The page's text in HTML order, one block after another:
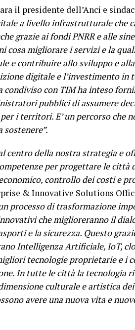
il presidente dell’Anci e
a livello infrastrutturale che
grazie ai fondi PNRR e alle
cosa migliorare i servizi e la
e contribuire allo sviluppo e
digitale e l’investimento in
condiviso con TIM ha inteso
pubblici di assumere
i territori. E’ un percorso che
centro della nostra strategia e
per progettare le
controllo dei costi e
& Innovative Solutions
processo di trasformazione
che miglioreranno il
e la sicurezza. Questo
Intelligenza Artificiale, IoT,
tecnologie proprietarie e i
In tutte le città la tecnologia
culturale e artistica
avere una nuova vita e